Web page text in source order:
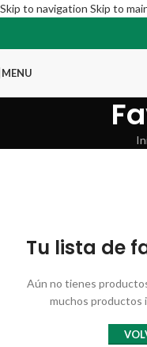
Skip to navigation Skip to
MENU
Tu lista de
Aún no tienes
muchos productos